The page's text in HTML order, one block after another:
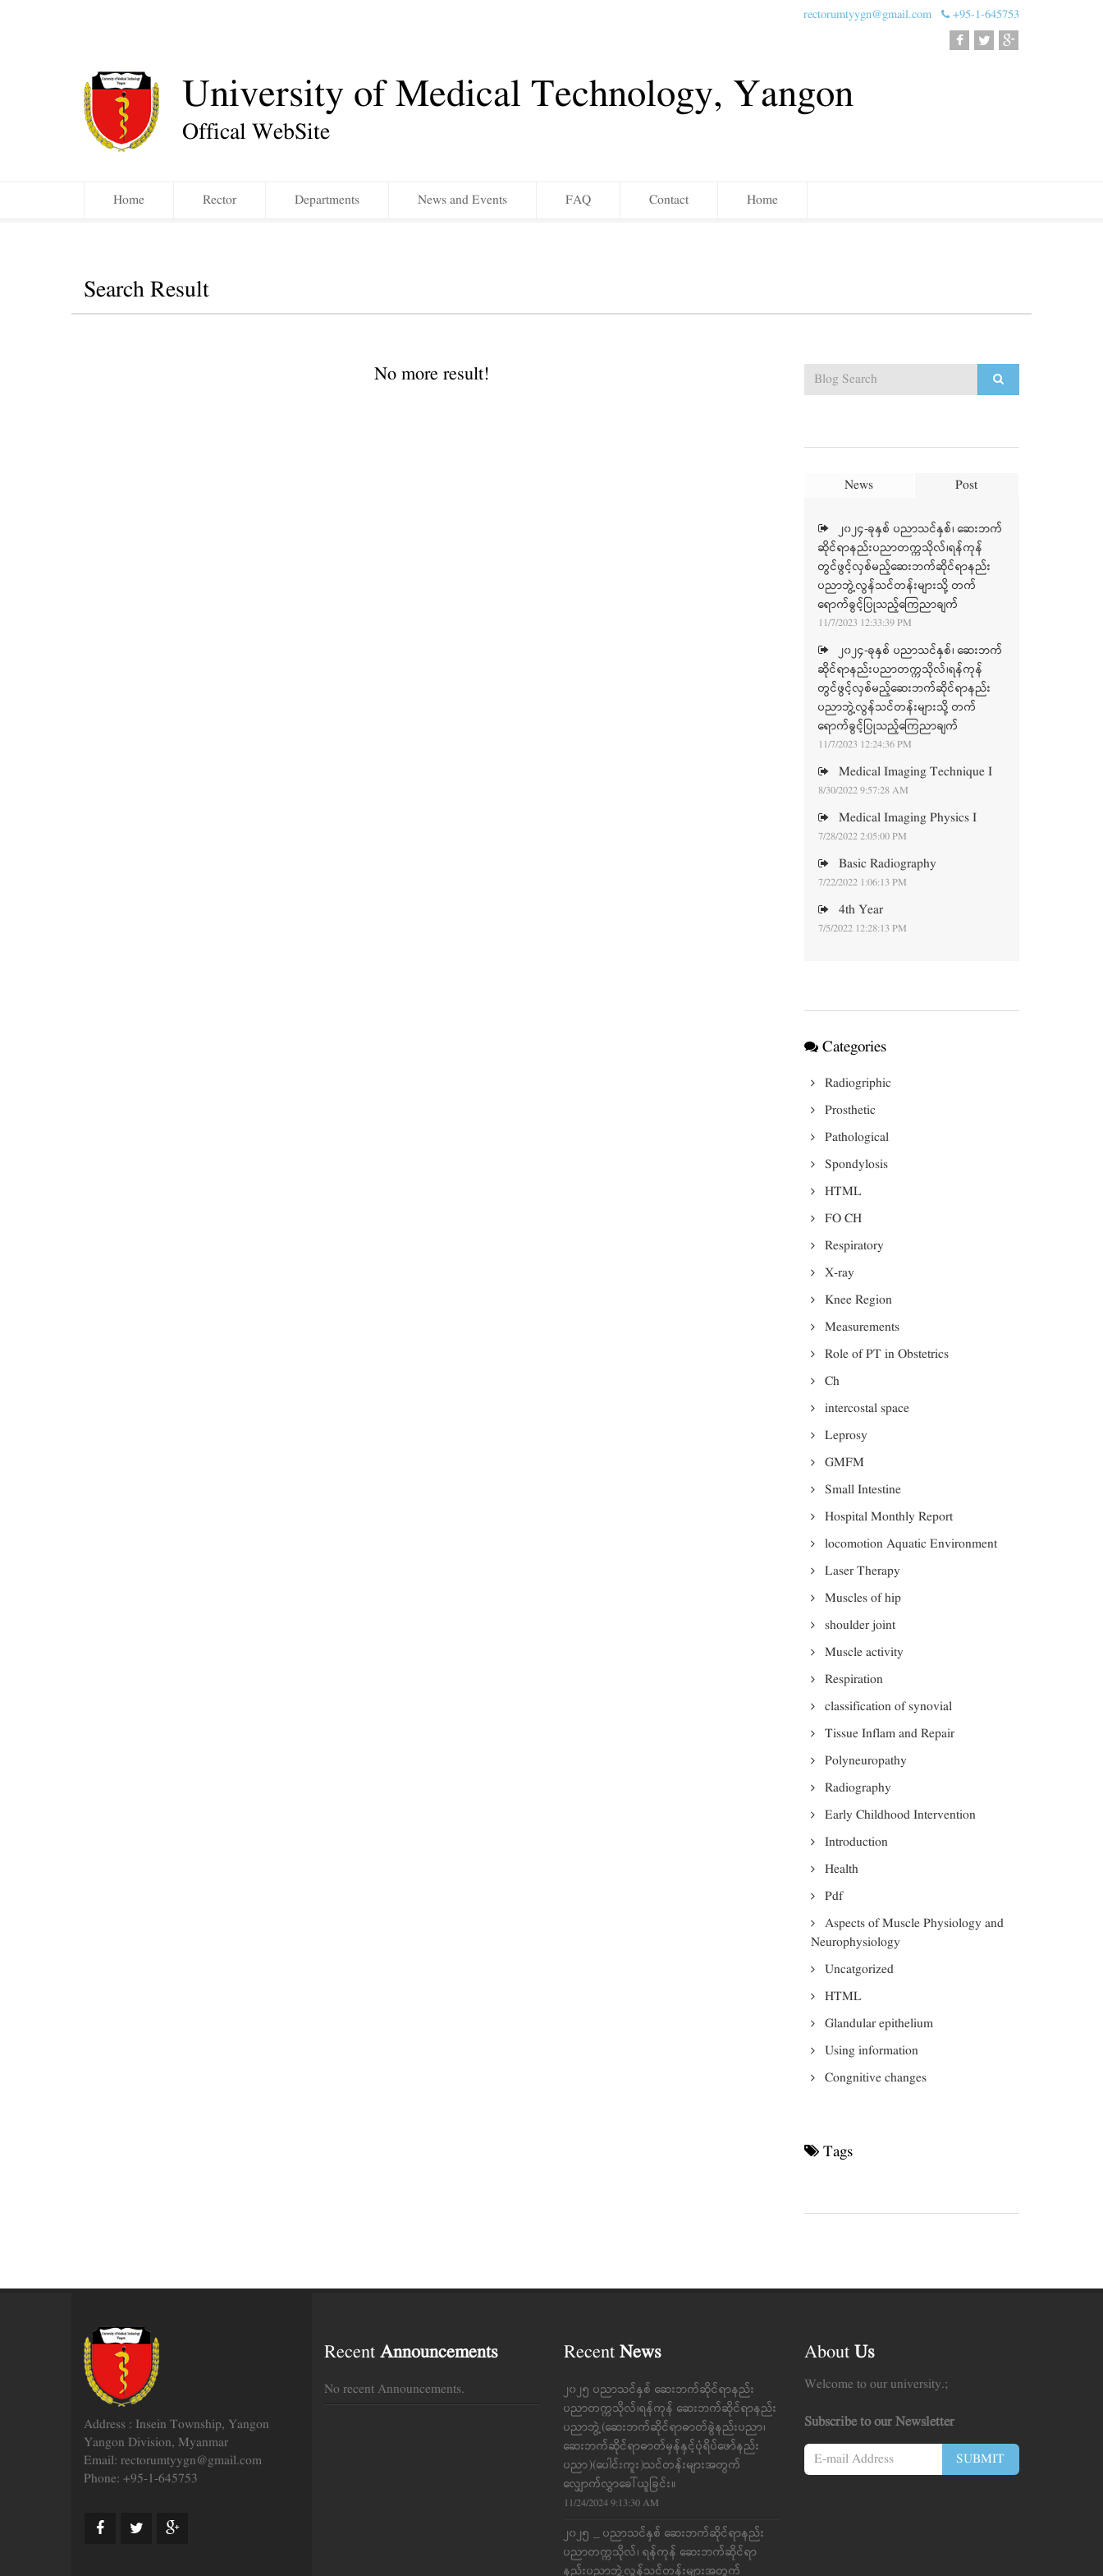
rectorumtyygn@gmail.com +95-1-645753
University of Medical Technology, Yangon
Offical WebSite
Home Rector Departments News and Events FAQ Contact Home
Search Result
No more result!
News Post
၂၀၂၄-ခုနှစ် ပညာသင်နှစ်၊ ဆေးဘက်
ဆိုင်ရာနည်းပညာတက္ကသိုလ်၊ရန်ကုန်
တွင်ဖွင့်လှစ်မည့်ဆေးဘက်ဆိုင်ရာနည်း
ပညာဘွဲ့လွန်သင်တန်းများသို့ တက်
ရောက်ခွင့်ပြုသည့်ကြေညာချက်
11/7/2023 12:33:39 PM
၂၀၂၄-ခုနှစ် ပညာသင်နှစ်၊ ဆေးဘက်
ဆိုင်ရာနည်းပညာတက္ကသိုလ်၊ရန်ကုန်
တွင်ဖွင့်လှစ်မည့်ဆေးဘက်ဆိုင်ရာနည်း
ပညာဘွဲ့လွန်သင်တန်းများသို့ တက်
ရောက်ခွင့်ပြုသည့်ကြေညာချက်
11/7/2023 12:24:36 PM
Medical Imaging Technique I
8/30/2022 9:57:28 AM
Medical Imaging Physics I
7/28/2022 2:05:00 PM
Basic Radiography
7/22/2022 1:06:13 PM
4th Year
7/5/2022 12:28:13 PM
Categories
Radiogriphic
Prosthetic
Pathological
Spondylosis
HTML
FO CH
Respiratory
X-ray
Knee Region
Measurements
Role of PT in Obstetrics
Ch
intercostal space
Leprosy
GMFM
Small Intestine
Hospital Monthly Report
locomotion Aquatic Environment
Laser Therapy
Muscles of hip
shoulder joint
Muscle activity
Respiration
classification of synovial
Tissue Inflam and Repair
Polyneuropathy
Radiography
Early Childhood Intervention
Introduction
Health
Pdf
Aspects of Muscle Physiology and
Neurophysiology
Uncatgorized
HTML
Glandular epithelium
Using information
Congnitive changes
Tags
Address : Insein Township, Yangon
Yangon Division, Myanmar
Email: rectorumtyygn@gmail.com
Phone: +95-1-645753
Recent Announcements
No recent Announcements.
Recent News
၂၀၂၅ ပညာသင်နှစ် ဆေးဘက်ဆိုင်ရာနည်း
ပညာတက္ကသိုလ်၊ရန်ကုန် ဆေးဘက်ဆိုင်ရာနည်း
ပညာဘွဲ့(ဆေးဘက်ဆိုင်ရာဓာတ်ခွဲနည်းပညာ၊
ဆေးဘက်ဆိုင်ရာဓာတ်မှန်နှင့်ပုံရိပ်ဖော်နည်း
ပညာ)(ပေါင်းကူး)သင်တန်းများအတွက်
လျှောက်လွှာခေါ်ယူခြင်း။
11/24/2024 9:13:30 AM
၂၀၂၅ _ ပညာသင်နှစ် ဆေးဘက်ဆိုင်ရာနည်း
ပညာတက္ကသိုလ်၊ ရန်ကုန် ဆေးဘက်ဆိုင်ရာ
နည်းပညာဘွဲ့လွန်သင်တန်းများအတွက်
About Us
Welcome to our university.;
Subscribe to our Newsletter
SUBMIT